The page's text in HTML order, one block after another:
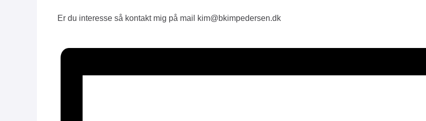
Er du interesse så kontakt mig på mail kim@bkimpedersen.dk